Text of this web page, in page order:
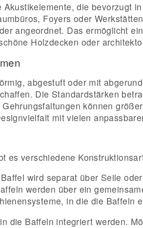
die bevorzugt
Foyers oder
angeordnet. Das ermöglicht
Holzdecken oder
abgestuft oder mit
Die Standardstärken
können
mit vielen
es verschiedene
wird separat über Seile
werden über ein
in die die Baffeln
die Baffeln integriert werden.